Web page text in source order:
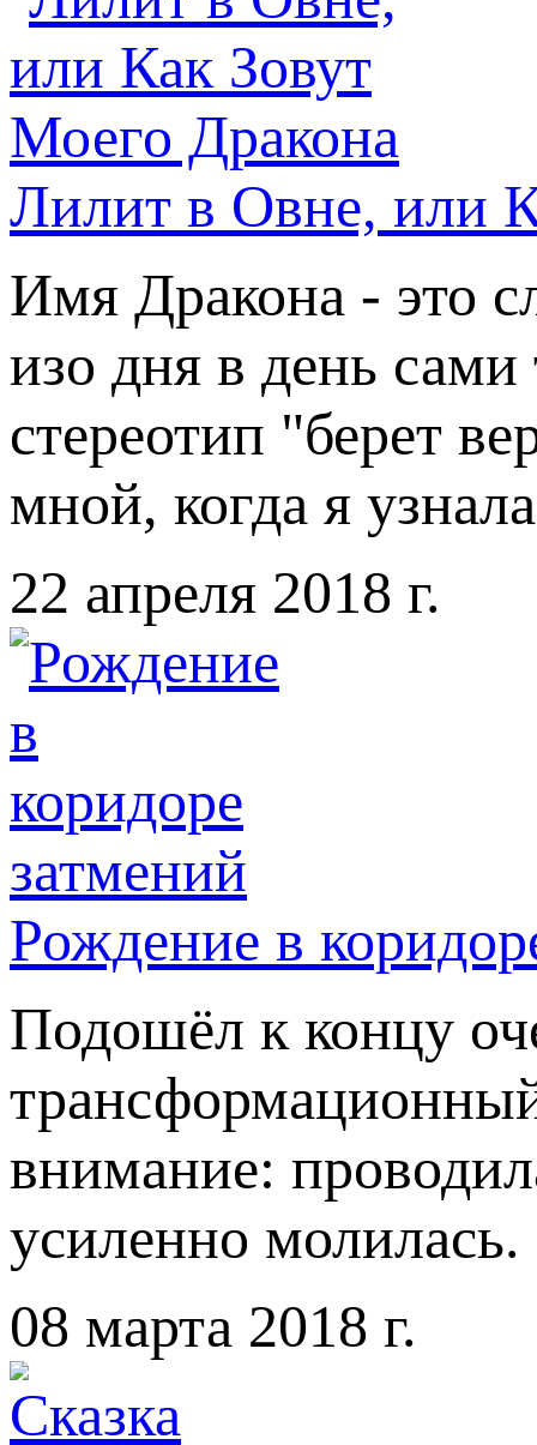
Лилит в Овне, или
Имя Дракона - это
изо дня в день сами
стереотип "берет
мной, когда я
22 апреля 2018 г.
Рождение в
Подошёл к концу
внимание:
усиленно молилась.
08 марта 2018 г.